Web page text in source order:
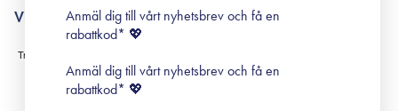
Black Friday
Villkor
Leverans & Retur
Köpvillkor
Prenumerationsvillkor
Anmäl dig till vårt nyhetsbrev och få en
rabattkod* 💖
Anmäl dig till vårt nyhetsbrev och få en
rabattkod* 💖